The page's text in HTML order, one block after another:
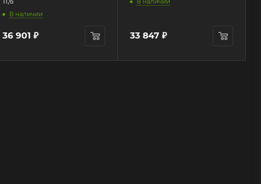
В наличии
36 901 ₽ 33 847 ₽